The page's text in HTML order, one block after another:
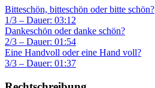
Bitteschön, bitteschön oder bitte schön?
1/3 – Dauer: 03:12
Dankeschön oder danke schön?
2/3 – Dauer: 01:54
Eine Handvoll oder eine Hand voll?
3/3 – Dauer: 01:37